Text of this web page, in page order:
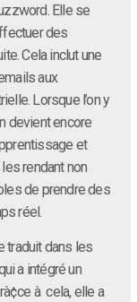
Elle se
des
Cela inclut une
aux
Lorsque l’on y
devient encore
et
rendant non
de prendre des
réel.
traduit dans les
a intégré un
à cela, elle a